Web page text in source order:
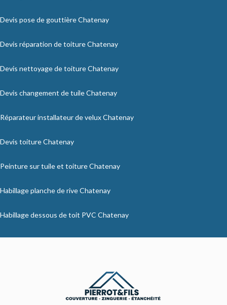
Devis pose de gouttière Chatenay
Devis réparation de toiture Chatenay
Devis nettoyage de toiture Chatenay
Devis changement de tuile Chatenay
Réparateur installateur de velux Chatenay
Devis toiture Chatenay
Peinture sur tuile et toiture Chatenay
Habillage planche de rive Chatenay
Habillage dessous de toit PVC Chatenay